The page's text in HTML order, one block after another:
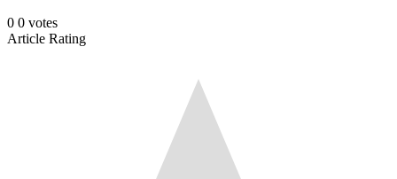
0 0 votes
Article Rating